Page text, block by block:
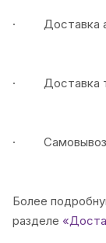
· Доставка
· Доставка
· Самовывоз
Более
разделе